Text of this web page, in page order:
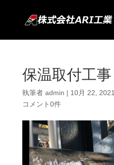
保温取付工事
執筆者 admin | 10月 22, 2021
コメント0件